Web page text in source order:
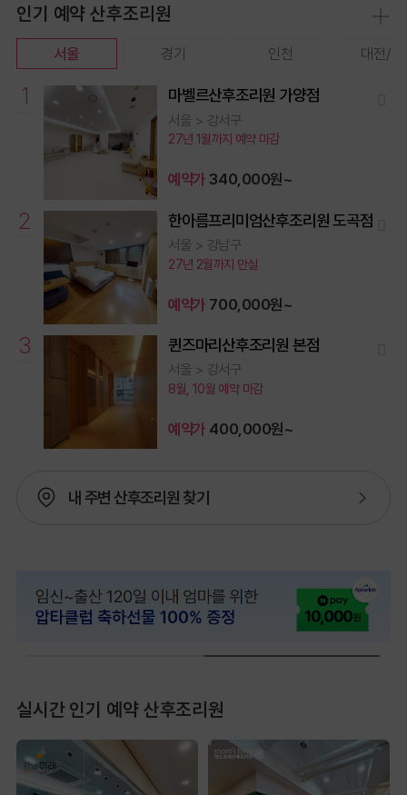
인기 예약 산후조리원
서울 경기 인천 대전/충
1 마벨르산후조리원 가양점
서울 > 강서구
예약가 340,000원~
27년 1월까지 예약 마감
2 한아름프리미엄산후조리원 도곡점
서울 > 강남구
예약가 700,000원~
27년 2월까지 만실
3 퀸즈마리산후조리원 본점
서울 > 강서구
예약가 400,000원~
8월, 10월 예약 마감
내 주변 산후조리원 찾기
실시간 인기 예약 산후조리원